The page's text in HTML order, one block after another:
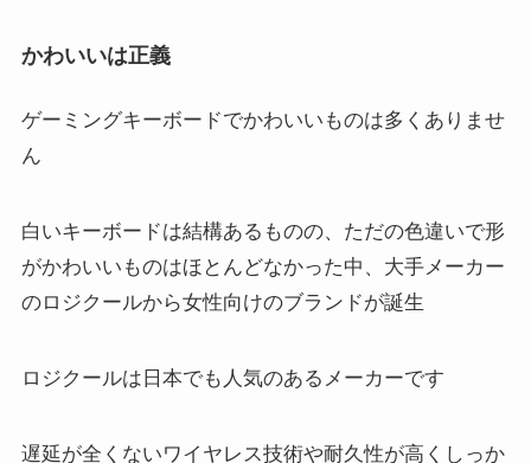
かわいいは正義
ゲーミングキーボードでかわいいものは多くありませ
ん
白いキーボードは結構あるものの、ただの色違いで形
がかわいいものはほとんどなかった中、大手メーカー
のロジクールから女性向けのブランドが誕生
ロジクールは日本でも人気のあるメーカーです
遅延が全くないワイヤレス技術や耐久性が高くしっか